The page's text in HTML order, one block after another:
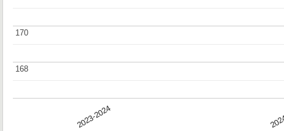
2023-2024
168
168
170
170